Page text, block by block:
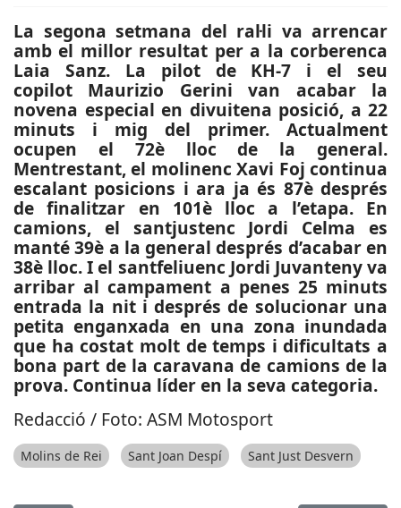
La segona setmana del ral·li va arrencar
amb el millor resultat per a la corberenca
Laia Sanz. La pilot de KH-7 i el seu
copilot Maurizio Gerini van acabar la
novena especial en divuitena posició, a 22
minuts i mig del primer. Actualment
ocupen el 72è lloc de la general.
Mentrestant, el molinenc Xavi Foj continua
escalant posicions i ara ja és 87è després
de finalitzar en 101è lloc a l’etapa. En
camions, el santjustenc Jordi Celma es
manté 39è a la general després d’acabar en
38è lloc. I el santfeliuenc Jordi Juvanteny va
arribar al campament a penes 25 minuts
entrada la nit i després de solucionar una
petita enganxada en una zona inundada
que ha costat molt de temps i dificultats a
bona part de la caravana de camions de la
prova. Continua líder en la seva categoria.
Redacció / Foto: ASM Motosport
Molins de Rei Sant Joan Despí Sant Just Desvern